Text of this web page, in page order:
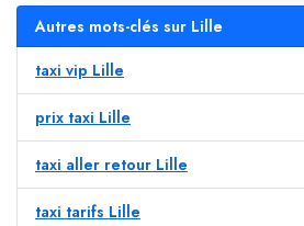
Autres mots-clés sur Lille
taxi vip Lille
prix taxi Lille
taxi aller retour Lille
taxi tarifs Lille